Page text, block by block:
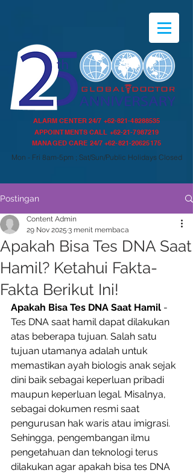
ALARM CENTER 24/7 +62-821-48288535
APPOINTMENTS CALL +62-21-7987219
MANAGED CARE 24/7+62-821-20625175
Mon - Fri 8am-5pm ; Sat/Sun/Public Holidays Closed
Postingan
Apakah Bisa Tes DNA Saat
Hamil? Ketahui Fakta-
Fakta Berikut Ini!
Content Admin
29 Nov 2025 3 menit membaca
Apakah Bisa Tes DNA Saat Hamil -
Tes DNA saat hamil dapat dilakukan
atas beberapa tujuan. Salah satu
tujuan utamanya adalah untuk
memastikan ayah biologis anak sejak
dini baik sebagai keperluan pribadi
maupun keperluan legal. Misalnya,
sebagai dokumen resmi saat
pengurusan hak waris atau imigrasi.
Sehingga, pengembangan ilmu
pengetahuan dan teknologi terus
dilakukan agar apakah bisa tes DNA